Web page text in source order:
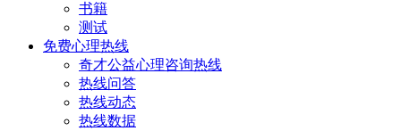
书籍
测试
免费心理热线
奇才公益心理咨询热线
热线问答
热线动态
热线数据